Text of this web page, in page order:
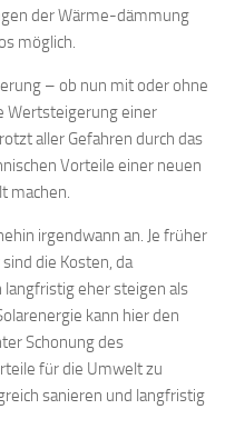
der Wär­me-dämmung
möglich.
– ob nun mit oder ohne
Wertsteigerung einer
aller Gefahren durch das
Vorteile einer neuen
machen.
irgendwann an. Je früher
die Kosten, da
eher steigen als
kann hier den
Schonung des
für die Umwelt zu
sanieren und langfristig